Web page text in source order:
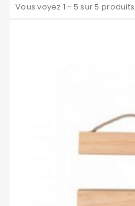
Vous voyez 1 - 5 sur 5 produits